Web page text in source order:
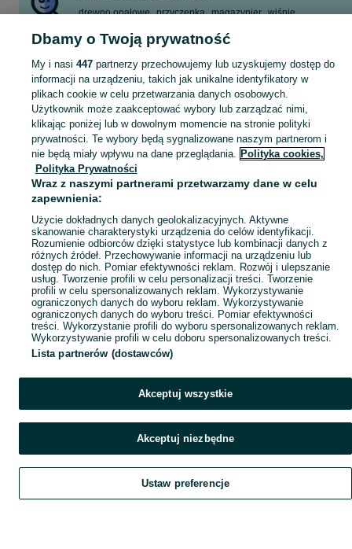
drewno opałowe przyczepka magazynier wiśnie
praca
Skorzystaj z największego serwisu ogłoszeniowego - Radzyń Podlaski i okolice! Kupuj to, czego pragniesz i sprzedawaj to, czego już nie potrzebujesz!
Mapa kategorii
Mapa miejscowości
Mapa ministron
Popularne wyszukiwania
Szukaj Obserwujesz Dodaj Czat Konto
Dbamy o Twoją prywatność
My i nasi 447partnerzy przechowujemy lub uzyskujemy dostęp do
informacji na urządzeniu, takich jak unikalne identyfikatory w
plikach cookie w celu przetwarzania danych osobowych.
Użytkownik może zaakceptować wybory lub zarządzać nimi,
klikając poniżej lub w dowolnym momencie na stronie polityki
prywatności. Te wybory będą sygnalizowane naszym partnerom i
nie będą miały wpływu na dane przeglądania. Polityka cookies,
Polityka Prywatności
Wraz z naszymi partnerami przetwarzamy dane w celu
zapewnienia:
Użycie dokładnych danych geolokalizacyjnych. Aktywne
skanowanie charakterystyki urządzenia do celów identyfikacji.
Rozumienie odbiorców dzięki statystyce lub kombinacji danych z
różnych źródeł. Przechowywanie informacji na urządzeniu lub
dostęp do nich. Pomiar efektywności reklam. Rozwój i ulepszanie
usług. Tworzenie profili w celu personalizacji treści. Tworzenie
profili w celu spersonalizowanych reklam. Wykorzystywanie
ograniczonych danych do wyboru reklam. Wykorzystywanie
ograniczonych danych do wyboru treści. Pomiar efektywności
treści. Wykorzystanie profili do wyboru spersonalizowanych reklam.
Wykorzystywanie profili w celu doboru spersonalizowanych treści.
Lista partnerów (dostawców)
Akceptuj wszystkie
Akceptuj niezbędne
Ustaw preferencje